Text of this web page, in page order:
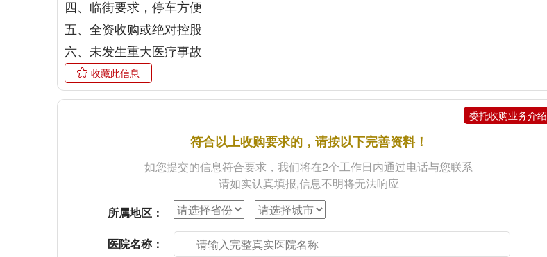
四、临街要求，停车方便
五、全资收购或绝对控股
六、未发生重大医疗事故
收藏此信息
委托收购业务介绍
符合以上收购要求的，请按以下完善资料！
如您提交的信息符合要求，我们将在2个工作日内通过电话与您联系
请如实认真填报,信息不明将无法响应
所属地区：
医院名称：